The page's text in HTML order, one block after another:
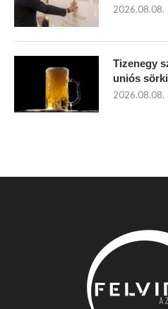
2026.08.08.
Tizenegy
uniós
2026.08.08.